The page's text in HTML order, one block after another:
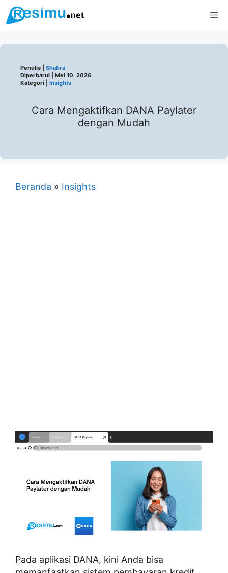
Langsung
ke
Penulis | Shafira
Diperbarui | Mei 10, 2026
Kategori | Insights
Cara Mengaktifkan DANA Paylater
dengan Mudah
Beranda » Insights
Pada aplikasi DANA, kini Anda bisa